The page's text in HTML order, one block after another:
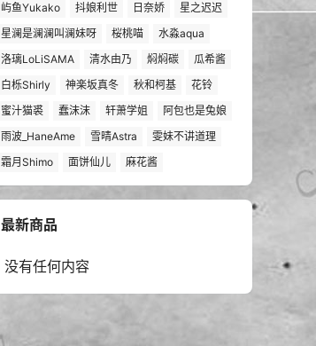
屿鱼Yukako
抖娘利世 日奈娇
星之迟迟
星澜是澜澜叫澜妹呀
桜桃喵
水淼aqua
洛璃LoLiSAMA
清水由乃 焖焖碳
瓜希酱
白栎Shirly
神楽坂真冬 秋和柯基
花铃
蜜汁猫裘
蠢沫沫 轩萧学姐
阿包也是兔娘
雨波_HaneAme
雪晴Astra
雯妹不讲道理
霜月Shimo
面饼仙儿 麻花酱
最新商品
没有任何内容